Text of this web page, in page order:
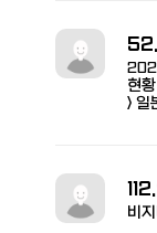
현
> 일
비